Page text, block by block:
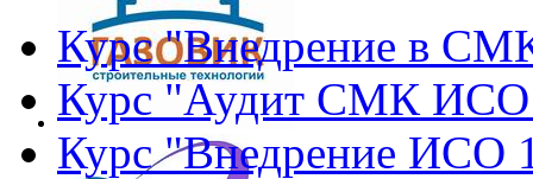
Курс "Внедрение в
Курс "Аудит СМК ИСО
Курс "Внедрение ИСО